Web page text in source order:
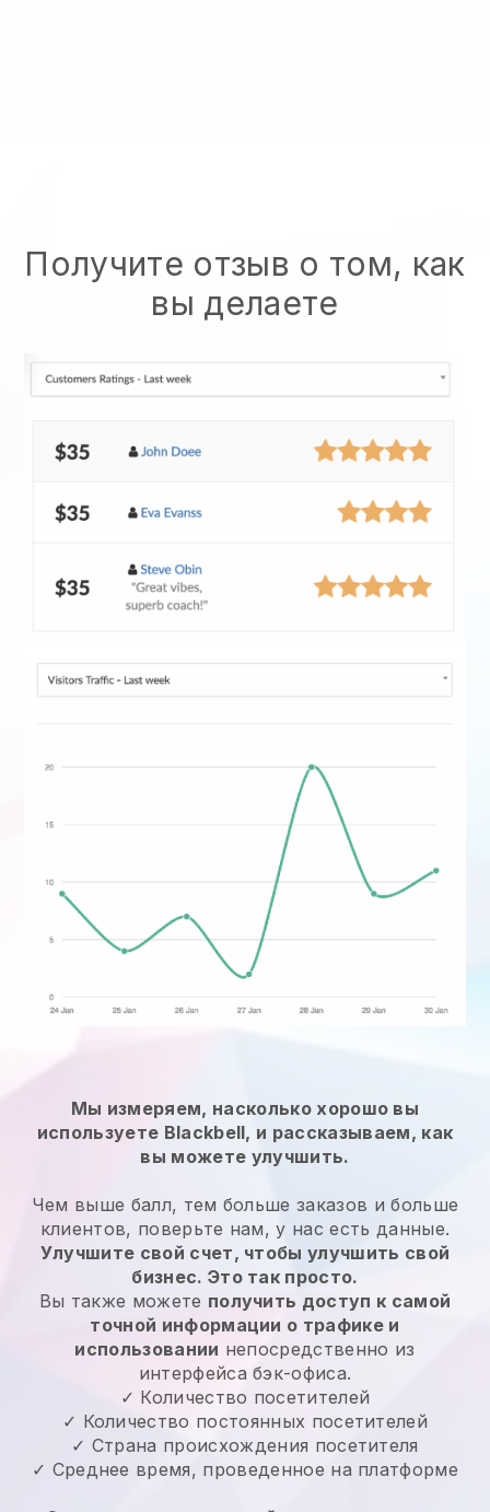
Получите отзыв о том, как
вы делаете
Мы измеряем, насколько хорошо вы
используете Blackbell, и рассказываем, как
вы можете улучшить.
Чем выше балл, тем больше заказов и больше
клиентов, поверьте нам, у нас есть данные.
Улучшите свой счет, чтобы улучшить свой
бизнес. Это так просто.
Вы также можете получить доступ к самой
точной информации о трафике и
использовании непосредственно из
интерфейса бэк-офиса.
✓ Количество посетителей
✓ Количество постоянных посетителей
✓ Страна происхождения посетителя
✓ Среднее время, проведенное на платформе